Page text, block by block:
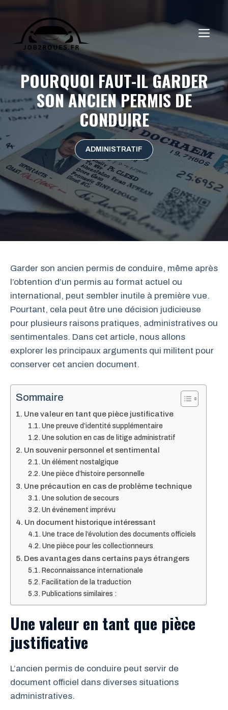
Aller
contenu
POURQUOI FAUT-IL GARDER
SON ANCIEN PERMIS DE
CONDUIRE
ADMINISTRATIF
Garder son ancien permis de conduire, même après
l’obtention d’un permis au format actuel ou
international, peut sembler inutile à première vue.
Pourtant, cela peut être une décision judicieuse
pour plusieurs raisons pratiques, administratives ou
sentimentales. Dans cet article, nous allons
explorer les principaux arguments qui militent pour
conserver cet ancien document.
Sommaire
Une valeur en tant que pièce justificative
Une preuve d’identité supplémentaire
Une solution en cas de litige administratif
Un souvenir personnel et sentimental
Un élément nostalgique
Une pièce d’histoire personnelle
Une précaution en cas de problème technique
Une solution de secours
Un événement imprévu
Un document historique intéressant
Une trace de l’évolution des documents officiels
Une pièce pour les collectionneurs
Des avantages dans certains pays étrangers
Reconnaissance internationale
Facilitation de la traduction
Publications similaires :
Une valeur en tant que pièce
justificative
L’ancien permis de conduire peut servir de
document officiel dans diverses situations
administratives.